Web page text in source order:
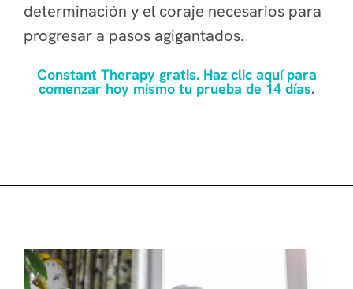
determinación y el coraje necesarios para
progresar a pasos agigantados.
Constant Therapy gratis. Haz clic aquí para
comenzar hoy mismo tu prueba de 14 días.